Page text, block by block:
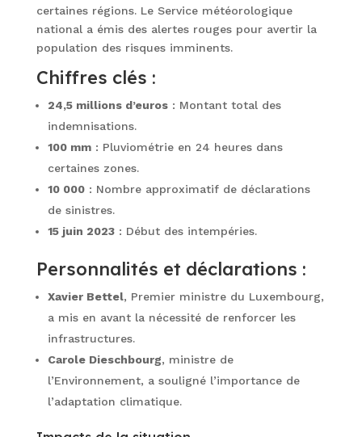
certaines régions. Le Service météorologique
national a émis des alertes rouges pour avertir la
population des risques imminents.
Chiffres clés :
24,5 millions d’euros: Montant total des
indemnisations.
100 mm: Pluviométrie en 24 heures dans
certaines zones.
10 000: Nombre approximatif de déclarations
de sinistres.
15 juin 2023: Début des intempéries.
Personnalités et déclarations :
Xavier Bettel, Premier ministre du Luxembourg,
a mis en avant la nécessité de renforcer les
infrastructures.
Carole Dieschbourg, ministre de
l’Environnement, a souligné l’importance de
l’adaptation climatique.